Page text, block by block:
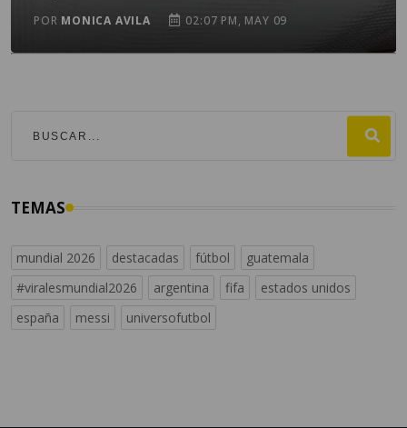
POR MONICA AVILA 02:07 PM, MAY 09
TEMAS
mundial 2026 destacadas fútbol
guatemala
#viralesmundial2026
argentina fifa
estados unidos
españa
messi universofutbol